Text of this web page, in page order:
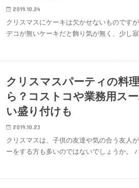
2019.10.24
クリスマスにケーキは欠かせないものです
デコが無いケーキだと飾り気が無く、少し
クリスマスパーティの料
ら？コストコや業務用ス
い盛り付けも
2019.10.23
クリスマスは、子供の友達や気の合う友人
ーをする方も多いのではないでしょうか。